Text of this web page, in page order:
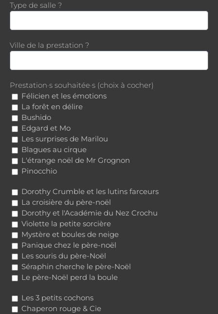
Type de salle ?
Ville de la prestation ?
Prestation·s souhaitée·s (choix à cocher)
Félicien et les émotions
La forêt en délire
Bushido
Edgard et Mo
Les surprises de Marilou
Blagues au cirque
L'étrange noël de Mr Grognon
Pinocchio
Dorothy Crumble et les lutins farceurs
La croisière du père-noël
Dorothy et l'Académie du Nez Crochu
Violette la petite sorcière
Mystère et boules de neige
Panique chez le père-noël
Les souris du père-Noël
Séraphin cherche le père-Noël
Le père-Noël perd la boule
Les 3 petits cochons
Chaperon rouge & Cie